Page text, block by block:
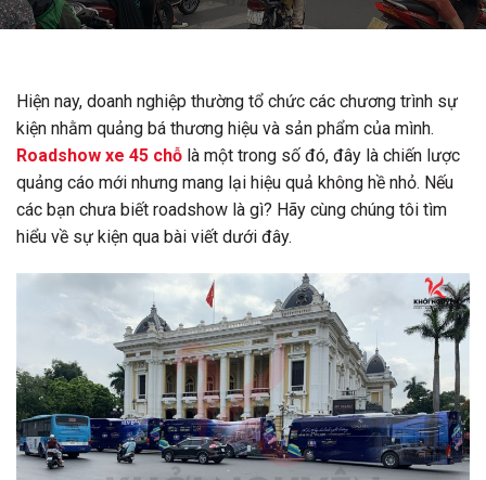
Hiện nay, doanh nghiệp thường tổ chức các chương trình sự
kiện nhằm quảng bá thương hiệu và sản phẩm của mình.
Roadshow xe 45 chỗ là một trong số đó, đây là chiến lược
quảng cáo mới nhưng mang lại hiệu quả không hề nhỏ. Nếu
các bạn chưa biết roadshow là gì? Hãy cùng chúng tôi tìm
hiểu về sự kiện qua bài viết dưới đây.